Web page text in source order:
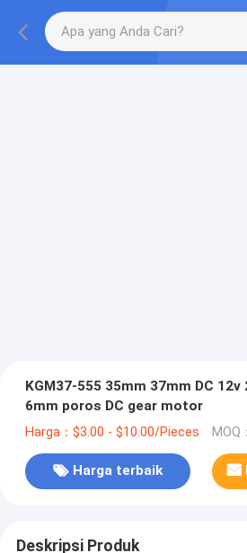
KGM37-555 35mm 37mm DC
6mm poros DC gear motor
Harga：$3.00 - $10.00/Pieces MOQ
Harga terbaik
Deskripsi Produk